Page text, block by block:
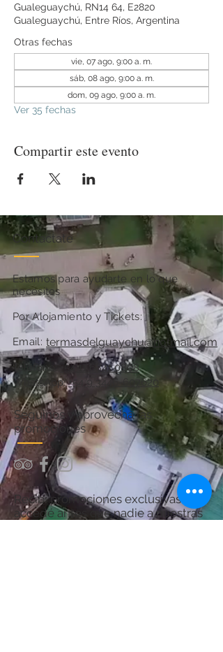
Gualeguaychú, RN14 64, E2820
Gualeguaychú, Entre Ríos, Argentina
Otras fechas
vie, 07 ago, 9:00 a. m.
sáb, 08 ago, 9:00 a. m.
dom, 09 ago, 9:00 a. m.
Ver 35 fechas
Compartir este evento
Contactate
Estamos para ayudarte en lo que
necesites
Por Alojamiento y Tickets:
Email:
Teléfono:
+54 11 6841 0808
WhatsApp:+54 9 3446-607620
termasdelguaychu@hotmail.com
Seguinos y aprovechá las
promociones
Recibí promociones exclusivas y
accedé antes que nadie a nuestras